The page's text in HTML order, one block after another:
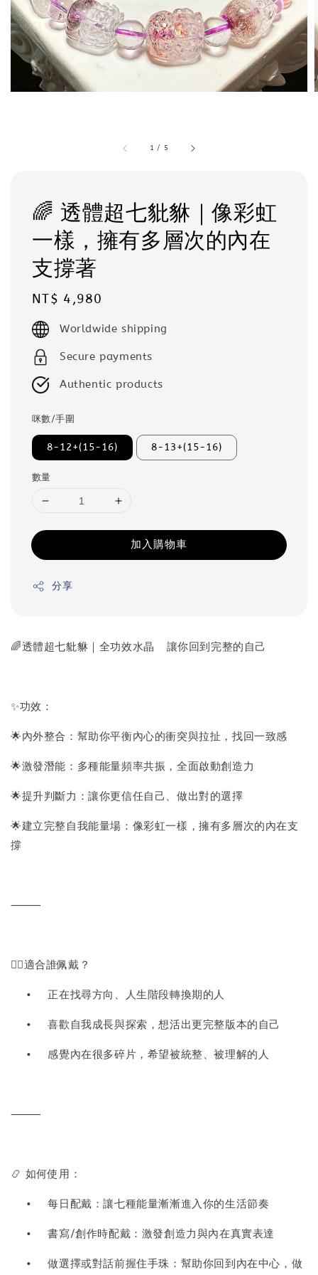
1 / 5
🌈 透體超七豼貅｜像彩虹
一樣，擁有多層次的內在
支撐著
Regular
price
NT$ 4,980
Worldwide shipping
Secure payments
Authentic products
咪數/手圍
8-12+(15-16) 8-13+(15-16)
數量
加入購物車
分享
🌈透體超七豼貅｜全功效水晶 讓你回到完整的自己
✨功效：
🌟內外整合：幫助你平衡內心的衝突與拉扯，找回一致感
🌟激發潛能：多種能量頻率共振，全面啟動創造力
🌟提升判斷力：讓你更信任自己、做出對的選擇
🌟建立完整自我能量場：像彩虹一樣，擁有多層次的內在支
撐
⸻
🧍‍♀️適合誰佩戴？
• 正在找尋方向、人生階段轉換期的人
• 喜歡自我成長與探索，想活出更完整版本的自己
• 感覺內在很多碎片，希望被統整、被理解的人
⸻
📿 如何使用：
• 每日配戴：讓七種能量漸漸進入你的生活節奏
• 書寫/創作時配戴：激發創造力與內在真實表達
• 做選擇或對話前握住手珠：幫助你回到內在中心，做